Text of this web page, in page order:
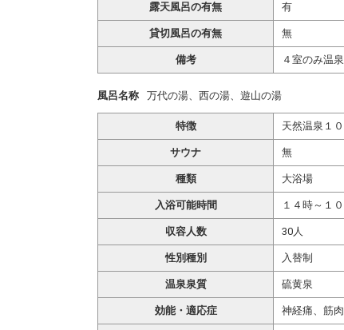
露天風呂の有無 有
貸切風呂の有無 無
備考 ４室のみ温
風呂名称 万代の湯、西の湯、遊山の湯
特徴 天然温泉１
サウナ 無
種類 大浴場
入浴可能時間 １４時～１
収容人数 30人
性別種別 入替制
温泉泉質 硫黄泉
効能・適応症 神経痛、筋